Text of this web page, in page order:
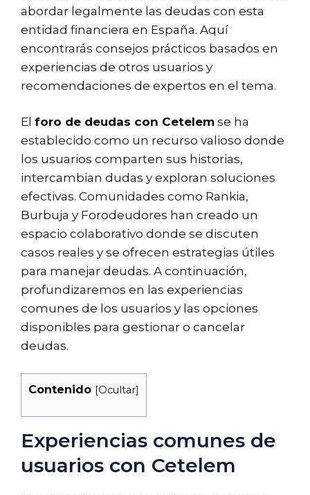
abordar legalmente las deudas con esta
entidad financiera en España. Aquí
encontrarás consejos prácticos basados en
experiencias de otros usuarios y
recomendaciones de expertos en el tema.
El foro de deudas con Cetelem se ha
establecido como un recurso valioso donde
los usuarios comparten sus historias,
intercambian dudas y exploran soluciones
efectivas. Comunidades como Rankia,
Burbuja y Forodeudores han creado un
espacio colaborativo donde se discuten
casos reales y se ofrecen estrategias útiles
para manejar deudas. A continuación,
profundizaremos en las experiencias
comunes de los usuarios y las opciones
disponibles para gestionar o cancelar
deudas.
Contenido [Ocultar]
Experiencias comunes de
usuarios con Cetelem